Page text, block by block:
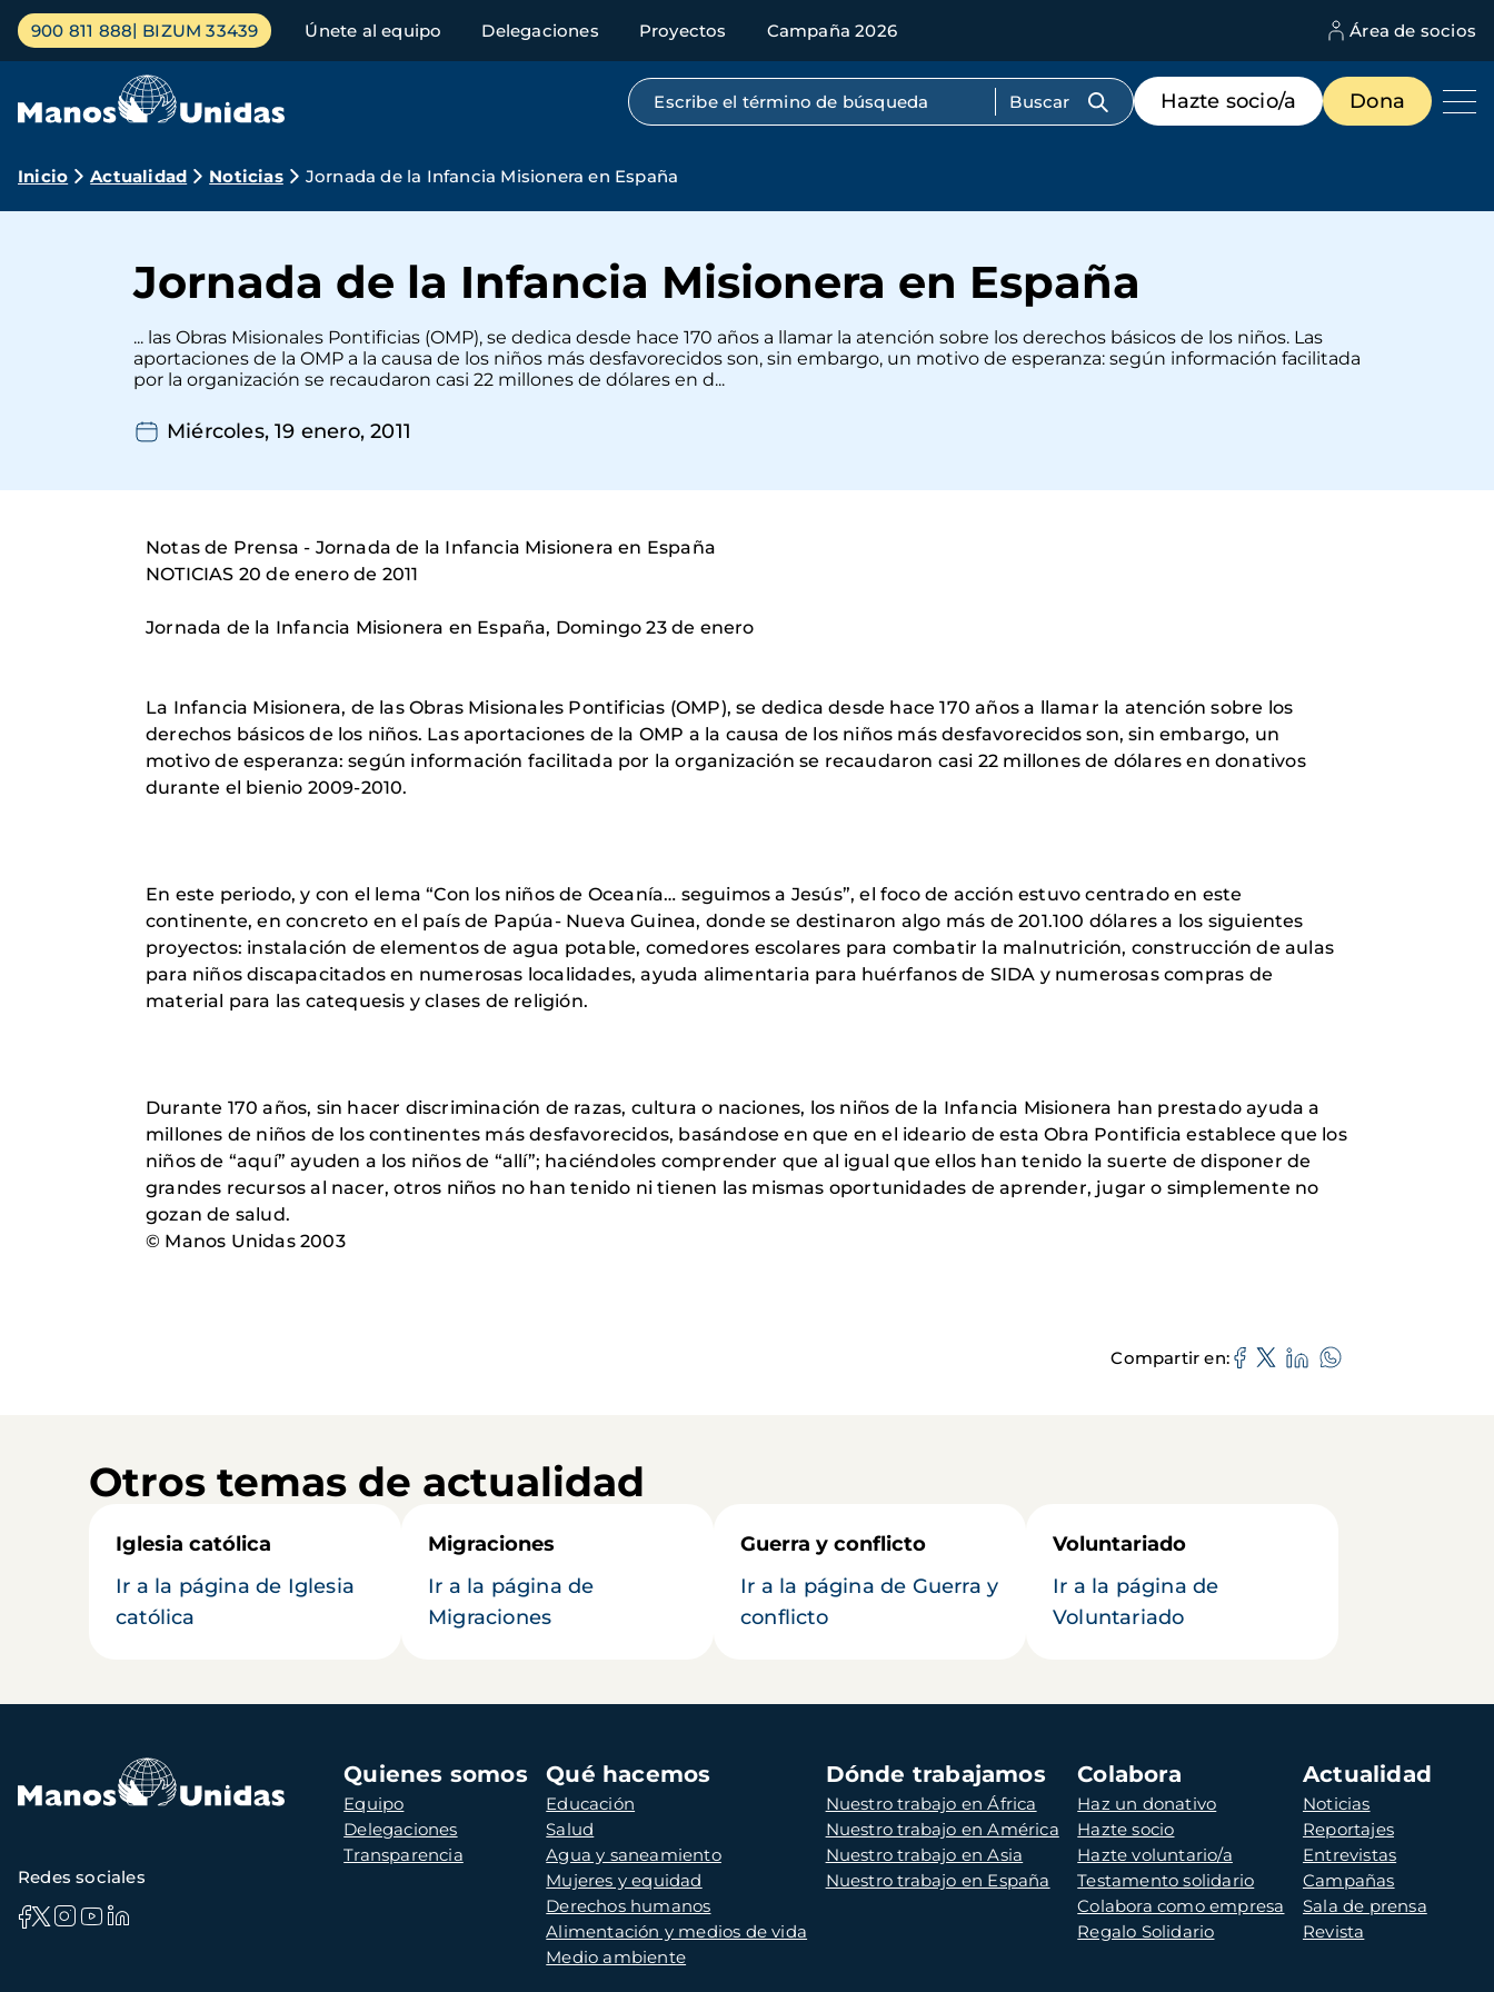
Pasar
contenido
Menú
principal
900 811 888 BIZUM 33439 Únete al equipo Delegaciones Proyectos Campaña 2026 Área de socios
Búsqueda por texto completo
Menú
de
destacados
Hazte socio/a Dona
Ruta
navegación
Inicio Actualidad Noticias Jornada de la Infancia Misionera en España
Jornada de la Infancia Misionera en España
... las Obras Misionales Pontificias (OMP), se dedica desde hace 170 años a llamar la atención sobre los derechos básicos de los niños. Las
aportaciones de la OMP a la causa de los niños más desfavorecidos son, sin embargo, un motivo de esperanza: según información facilitada
por la organización se recaudaron casi 22 millones de dólares en d...
Miércoles, 19 enero, 2011
Notas de Prensa - Jornada de la Infancia Misionera en España
NOTICIAS 20 de enero de 2011
Jornada de la Infancia Misionera en España, Domingo 23 de enero
La Infancia Misionera, de las Obras Misionales Pontificias (OMP), se dedica desde hace 170 años a llamar la atención sobre los
derechos básicos de los niños. Las aportaciones de la OMP a la causa de los niños más desfavorecidos son, sin embargo, un
motivo de esperanza: según información facilitada por la organización se recaudaron casi 22 millones de dólares en donativos
durante el bienio 2009-2010.
En este periodo, y con el lema “Con los niños de Oceanía… seguimos a Jesús”, el foco de acción estuvo centrado en este
continente, en concreto en el país de Papúa- Nueva Guinea, donde se destinaron algo más de 201.100 dólares a los siguientes
proyectos: instalación de elementos de agua potable, comedores escolares para combatir la malnutrición, construcción de aulas
para niños discapacitados en numerosas localidades, ayuda alimentaria para huérfanos de SIDA y numerosas compras de
material para las catequesis y clases de religión.
Durante 170 años, sin hacer discriminación de razas, cultura o naciones, los niños de la Infancia Misionera han prestado ayuda a
millones de niños de los continentes más desfavorecidos, basándose en que en el ideario de esta Obra Pontificia establece que los
niños de “aquí” ayuden a los niños de “allí”; haciéndoles comprender que al igual que ellos han tenido la suerte de disponer de
grandes recursos al nacer, otros niños no han tenido ni tienen las mismas oportunidades de aprender, jugar o simplemente no
gozan de salud.
© Manos Unidas 2003
Compartir en
Otros temas de actualidad
Iglesia católica
Ir a la página de Iglesia
católica
Migraciones
Ir a la página de
Migraciones
Guerra y conflicto
Ir a la página de Guerra y
conflicto
Voluntariado
Ir a la página de
Voluntariado
Navegación
principal
Quienes somos
Equipo
Delegaciones
Transparencia
Qué hacemos
Educación
Salud
Agua y saneamiento
Mujeres y equidad
Derechos humanos
Alimentación y medios de vida
Medio ambiente
Dónde trabajamos
Nuestro trabajo en África
Nuestro trabajo en América
Nuestro trabajo en Asia
Nuestro trabajo en España
Colabora
Haz un donativo
Hazte socio
Hazte voluntario/a
Testamento solidario
Colabora como empresa
Regalo Solidario
Actualidad
Noticias
Reportajes
Entrevistas
Campañas
Sala de prensa
Revista
Redes sociales